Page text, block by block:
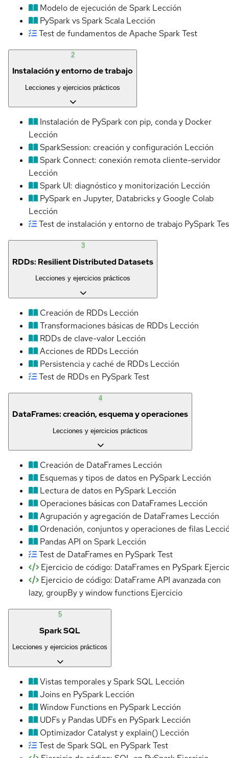
Modelo de ejecución de Spark Lección
PySpark vs Spark Scala Lección
Test de fundamentos de Apache SparkTest
2
Instalación y entorno de trabajo
Lecciones y ejercicios prácticos
Instalación de PySpark con pip, conda y Docker
Lección
SparkSession: creación y configuración Lección
Spark Connect: conexión remota cliente-servidor
Lección
Spark UI: diagnóstico y monitorización Lección
PySpark en Jupyter, Databricks y Google Colab
Lección
Test de instalación y entorno de trabajo PySpark
3
RDDs: Resilient Distributed Datasets
Lecciones y ejercicios prácticos
Creación de RDDs Lección
Transformaciones básicas de RDDs Lección
RDDs de clave-valor Lección
Acciones de RDDs Lección
Persistencia y caché de RDDs Lección
Test de RDDs en PySparkTest
4
DataFrames: creación, esquema y operaciones
Lecciones y ejercicios prácticos
Creación de DataFrames Lección
Esquemas y tipos de datos en PySpark Lección
Lectura de datos en PySpark Lección
Operaciones básicas con DataFrames Lección
Agrupación y agregación de DataFrames Lección
Ordenación, conjuntos y operaciones de filas
Pandas API on Spark Lección
Test de DataFrames en PySparkTest
Ejercicio de código: DataFrames en PySpark
Ejercicio de código: DataFrame API avanzada con
lazy, groupBy y window functions Ejercicio
5
Spark SQL
Lecciones y ejercicios prácticos
Vistas temporales y Spark SQL Lección
Joins en PySpark Lección
Window Functions en PySpark Lección
UDFs y Pandas UDFs en PySpark Lección
Optimizador Catalyst y explain() Lección
Test de Spark SQL en PySparkTest